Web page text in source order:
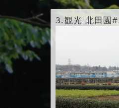
3.観光 北田園